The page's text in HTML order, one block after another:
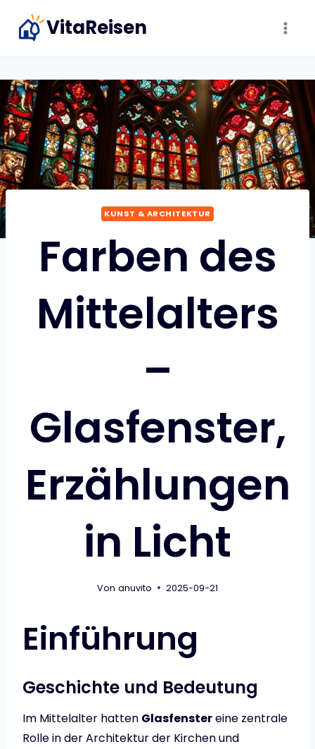
Inhalt
VitaReisen
KUNST & ARCHITEKTUR
Farben des
Mittelalters
–
Glasfenster,
Erzählungen
in Licht
Von anuvito 2025-09-21
Einführung
Geschichte und Bedeutung
Im Mittelalter hatten Glasfenstereine zentrale
Rolle in der Architektur der Kirchen und